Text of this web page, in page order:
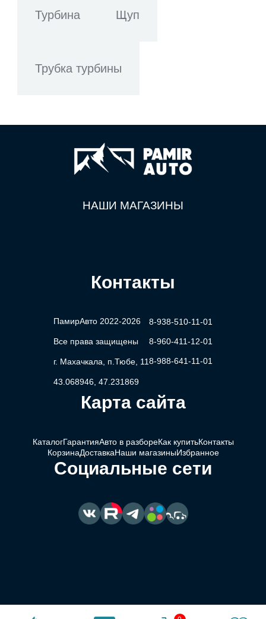
Турбина Щуп
Трубка турбины
НАШИ МАГАЗИНЫ
Контакты
ПамирАвто 2022-2026
Все права защищены
г. Махачкала, п.Тюбе, 11
43.068946, 47.231869
8-938-510-11-01
8-960-411-12-01
8-988-641-11-01
Карта сайта
КаталогГарантияАвто в разбореКак купитьКонтакты
КорзинаДоставкаНаши магазиныИзбранное
Социальные сети